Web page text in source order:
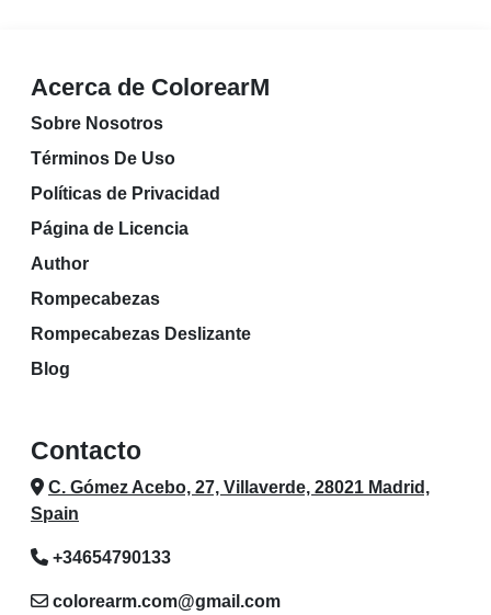
Acerca de ColorearM
Sobre Nosotros
Términos De Uso
Políticas de Privacidad
Página de Licencia
Author
Rompecabezas
Rompecabezas Deslizante
Blog
Contacto
C. Gómez Acebo, 27, Villaverde, 28021 Madrid,
Spain
+34654790133
colorearm.com@gmail.com